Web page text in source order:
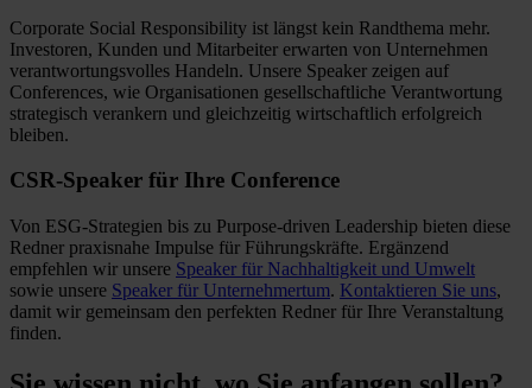
Corporate Social Responsibility ist längst kein Randthema mehr.
Investoren, Kunden und Mitarbeiter erwarten von Unternehmen
verantwortungsvolles Handeln. Unsere Speaker zeigen auf
Conferences, wie Organisationen gesellschaftliche Verantwortung
strategisch verankern und gleichzeitig wirtschaftlich erfolgreich
bleiben.
CSR-Speaker für Ihre Conference
Von ESG-Strategien bis zu Purpose-driven Leadership bieten diese
Redner praxisnahe Impulse für Führungskräfte. Ergänzend
empfehlen wir unsere Speaker für Nachhaltigkeit und Umwelt
sowie unsere Speaker für Unternehmertum. Kontaktieren Sie uns,
damit wir gemeinsam den perfekten Redner für Ihre Veranstaltung
finden.